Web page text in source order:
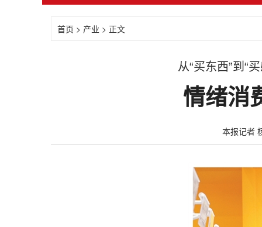
首页 > 产业 > 正文
从“买东西”到“
情绪消
本报记者